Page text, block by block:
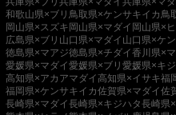
和歌山県×ブリ 鳥取県×ケンサキイカ鳥
岡山県×スズキ 岡山県×マダイ 岡山県×
広島県×ブリ 山口県×マダイ 山口県×ケ
徳島県×マアジ徳島県×チダイ香川県×
愛媛県×マダイ愛媛県×ブリ 愛媛県×キ
高知県×アカアマダイ高知県×イサキ福
福岡県×ケンサキイカ佐賀県×マダイ佐
長崎県×マダイ長崎県×キジハタ長崎県